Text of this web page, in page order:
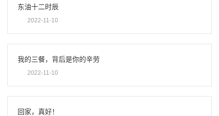
东油十二时辰
2022-11-10
我的三餐，背后是你的辛劳
2022-11-10
回家，真好！